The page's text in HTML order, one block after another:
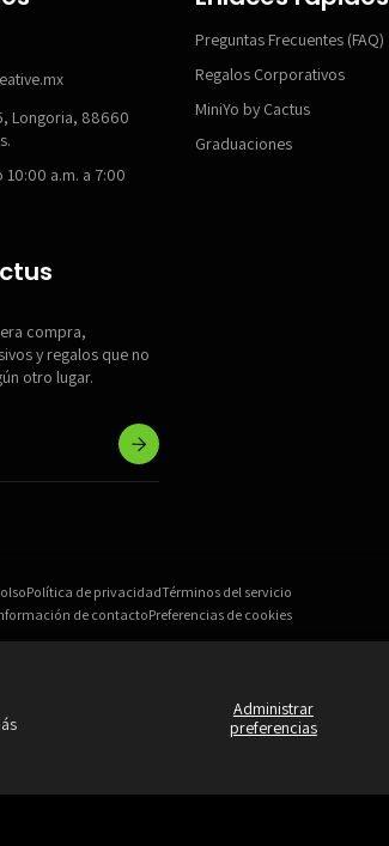
Administrar
preferencias
Longoria, 88660
10:00 a.m. a 7:00
Preguntas Frecuentes (FAQ)
Regalos Corporativos
MiniYo by Cactus
Graduaciones
compra,
y regalos que no
otro lugar.
Política de privacidadTérminos del servicio
de contactoPreferencias de cookies